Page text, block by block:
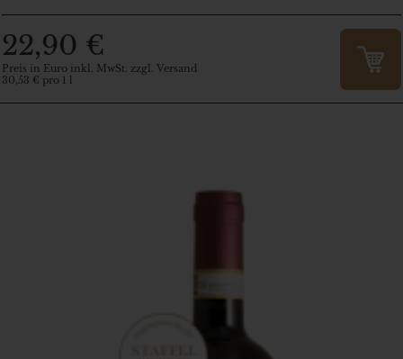
22,90 €
Preis in Euro inkl. MwSt. zzgl. Versand
30,53 € pro 1 l